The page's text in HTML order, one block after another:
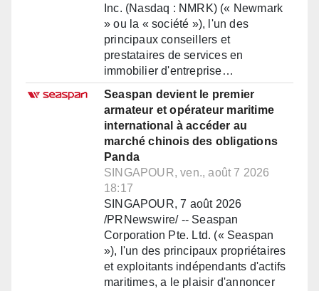
Inc. (Nasdaq : NMRK) (« Newmark
» ou la « société »), l'un des
principaux conseillers et
prestataires de services en
immobilier d'entreprise…
Seaspan devient le premier
armateur et opérateur maritime
international à accéder au
marché chinois des obligations
Panda
SINGAPOUR, ven., août 7 2026
18:17
SINGAPOUR, 7 août 2026
/PRNewswire/ -- Seaspan
Corporation Pte. Ltd. (« Seaspan
»), l'un des principaux propriétaires
et exploitants indépendants d'actifs
maritimes, a le plaisir d'annoncer